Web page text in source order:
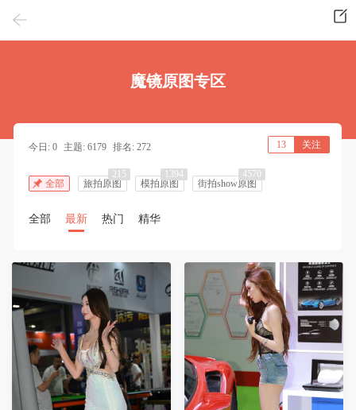
魔镜原图专区
今日: 0 主题: 6179 排名: 272 13 关注
全部 旅拍原图
215
模拍原图
1394
街拍show原图
4570
全部 最新 热门 精华